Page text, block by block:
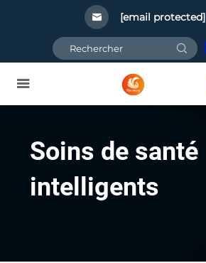
[email protected]
Soins de santé
intelligents